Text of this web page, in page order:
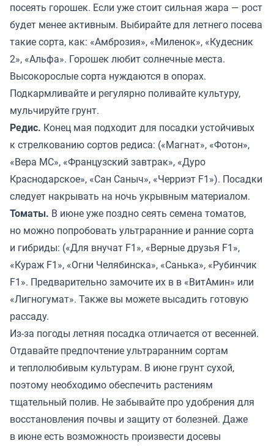
посеять горошек. Если уже стоит сильная жара — рост
будет менее активным. Выбирайте для летнего посева
такие сорта, как: «Амброзия», «Миленок», «Кудесник
2», «Альфа». Горошек любит солнечные места.
Высокорослые сорта нуждаются в опорах.
Подкармливайте и регулярно поливайте культуру,
мульчируйте грунт.
Редис. Конец мая подходит для посадки устойчивых
к стрелкованию сортов редиса: («Магнат», «Фотон»,
«Вера МС», «Французский завтрак», «Дуро
Краснодарское», «Сан Саныч», «Черриэт F1»). Посадки
следует накрывать на ночь укрывным материалом.
Томаты. В июне уже поздно сеять семена томатов,
но можно попробовать ультраранние и ранние сорта
и гибриды: («Для внучат F1», «Верные друзья F1»,
«Кураж F1», «Огни Челябинска», «Санька», «Рубинчик
F1». Предварительно замочите их в в «ВитАмин» или
«Лигногумат». Также вы можете высадить готовую
рассаду.
Из-за погоды летняя посадка отличается от весенней.
Отдавайте предпочтение ультраранним сортам
и теплолюбивым культурам. В июне грунт сухой,
поэтому необходимо обеспечить растениям
тщательный полив. Не забывайте про удобрения для
восстановления почвы и защиту от болезней. Даже
в июне есть возможность произвести досевы